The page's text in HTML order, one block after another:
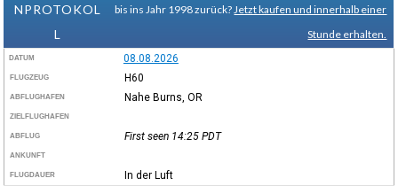
NPROTOKOL
L
bis ins Jahr 1998 zurück? Jetzt kaufen und innerhalb einer
Stunde erhalten.
DATUM 08.08.2026
FLUGZEUG H60
ABFLUGHAFEN Nahe Burns, OR
ZIELFLUGHAFEN
ABFLUG First seen 14:25 PDT
ANKUNFT
FLUGDAUER In der Luft